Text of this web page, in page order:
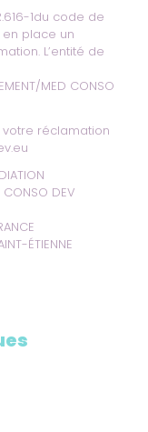
1du code de
place un
L’entité de
MED CONSO
réclamation
CONSO DEV
ÉTIENNE